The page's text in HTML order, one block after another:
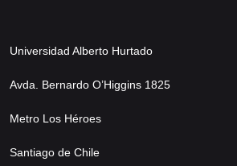
Universidad Alberto Hurtado
Avda. Bernardo O’Higgins 1825
Metro Los Héroes
Santiago de Chile